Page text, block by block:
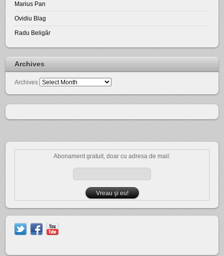
Marius Pan
Ovidiu Blag
Radu Beligăr
Archives
Archives
Abonament gratuit, doar cu adresa de mail: